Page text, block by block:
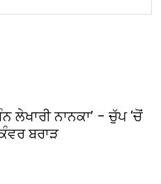
ਲੇਖਾਰੀ ਨਾਨਕਾ’ – ਚੁੱਪ ‘ਚੋਂ
ਬਰਾੜ